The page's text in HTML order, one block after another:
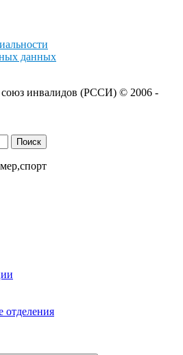
данных
союз инвалидов (РССИ) © 2006 -
спорт
отделения